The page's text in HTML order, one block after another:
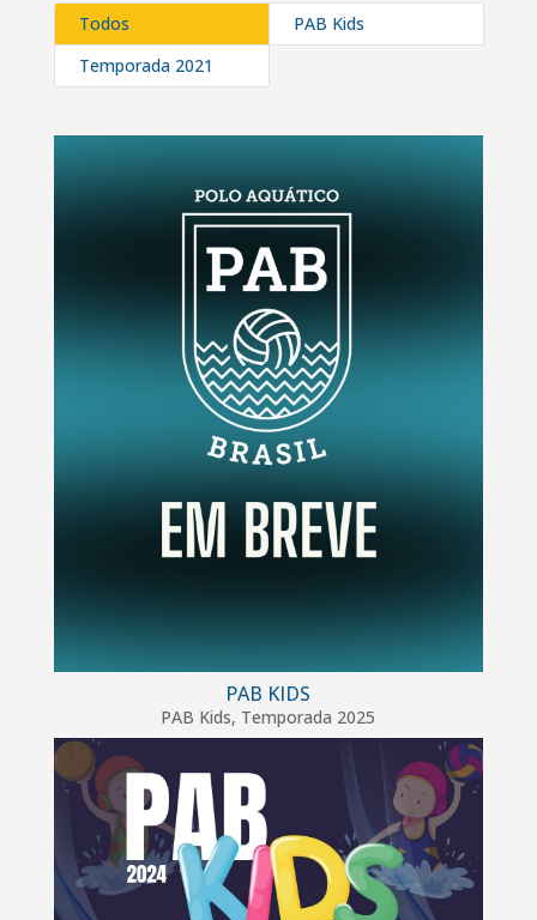
Todos
PAB Kids
Temporada 2021
PAB KIDS
PAB Kids, Temporada 2025